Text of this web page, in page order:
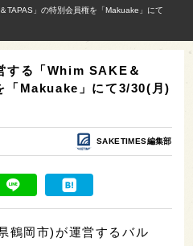
TAPAS」の特別会員権を「Makuake」にて
する「Whim SAKE＆
「Makuake」にて3/30(月)
SAKETIMES編集部
鶴岡市)が運営するバル